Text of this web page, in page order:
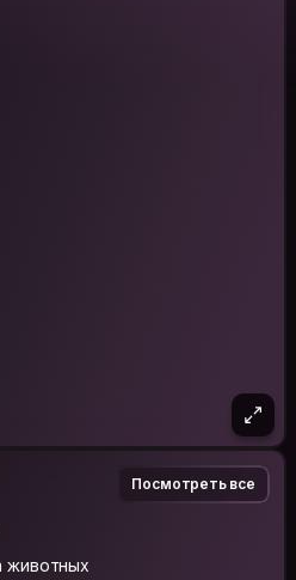
Посмотреть все
животных